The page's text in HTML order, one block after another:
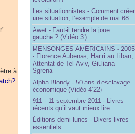
à
Les situationnistes - Comment créer
une situation, l’exemple de mai 68
Awet - Faut-il tendre la joue
gauche ? (Vidéo 3’)
MENSONGES AMÉRICAINS - 2005
- Florence Aubenas, Hariri au Liban,
Attentat de Tel-Aviv, Giuliana
Sgrena
Alpha Blondy - 50 ans d’esclavage
économique (Vidéo 4’22)
911 - 11 septembre 2011 - Livres
récents qu’il vaut mieux lire.
Éditions demi-lunes - Divers livres
essentiels